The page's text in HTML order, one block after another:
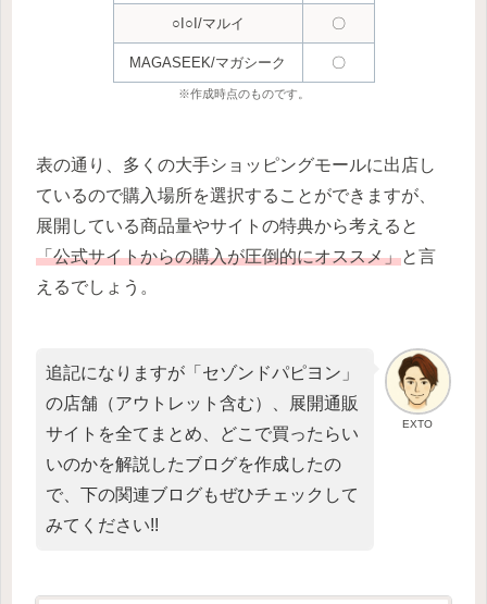
○I○I/マルイ 〇
MAGASEEK/マガシーク 〇
※作成時点のものです。
表の通り、多くの大手ショッピングモールに出店し
ているので購入場所を選択することができますが、
展開している商品量やサイトの特典から考えると
「公式サイトからの購入が圧倒的にオススメ」と言
えるでしょう。
EXTO
追記になりますが「セゾンドパピヨン」
の店舗（アウトレット含む）、展開通販
サイトを全てまとめ、どこで買ったらい
いのかを解説したブログを作成したの
で、下の関連ブログもぜひチェックして
みてください!!